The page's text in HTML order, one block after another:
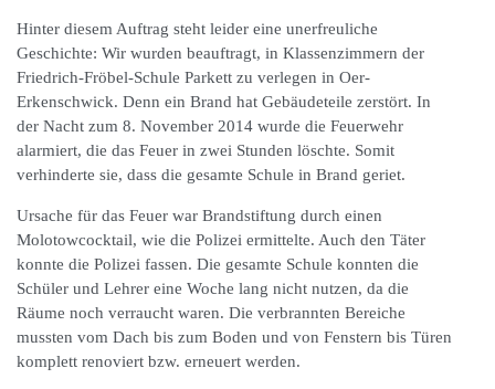
Hinter diesem Auftrag steht leider eine unerfreuliche
Geschichte: Wir wurden beauftragt, in Klassenzimmern der
Friedrich-Fröbel-Schule Parkett zu verlegen in Oer-
Erkenschwick. Denn ein Brand hat Gebäudeteile zerstört. In
der Nacht zum 8. November 2014 wurde die Feuerwehr
alarmiert, die das Feuer in zwei Stunden löschte. Somit
verhinderte sie, dass die gesamte Schule in Brand geriet.
Ursache für das Feuer war Brandstiftung durch einen
Molotowcocktail, wie die Polizei ermittelte. Auch den Täter
konnte die Polizei fassen. Die gesamte Schule konnten die
Schüler und Lehrer eine Woche lang nicht nutzen, da die
Räume noch verraucht waren. Die verbrannten Bereiche
mussten vom Dach bis zum Boden und von Fenstern bis Türen
komplett renoviert bzw. erneuert werden.